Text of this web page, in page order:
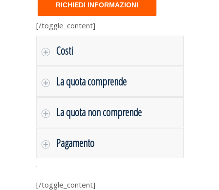
RICHIEDI INFORMAZIONI
[/toggle_content]
Costi
La quota comprende
La quota non comprende
Pagamento
.
[/toggle_content]